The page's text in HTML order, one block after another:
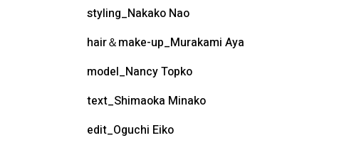
styling_Nakako Nao
hair＆make-up_Murakami Aya
model_Nancy Topko
text_Shimaoka Minako
edit_Oguchi Eiko